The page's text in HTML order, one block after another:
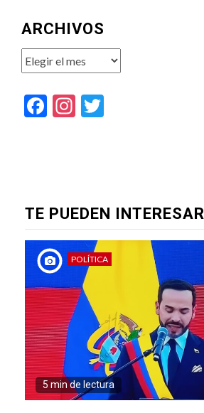
ARCHIVOS
Archivos
Facebook
Instagram
TE PUEDEN INTERESAR
POLÍTICA
5 min de lectura